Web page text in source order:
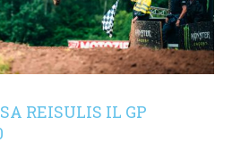
REISULIS IL GP